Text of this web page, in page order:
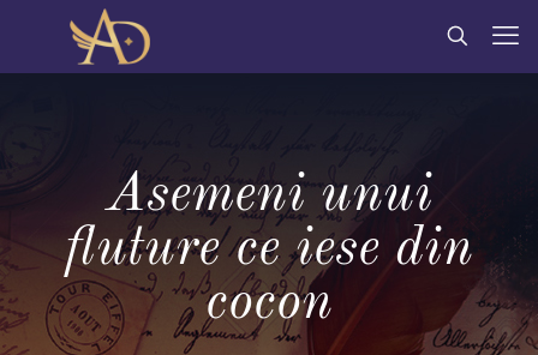
Asemeni unui
fluture ce iese din
cocon